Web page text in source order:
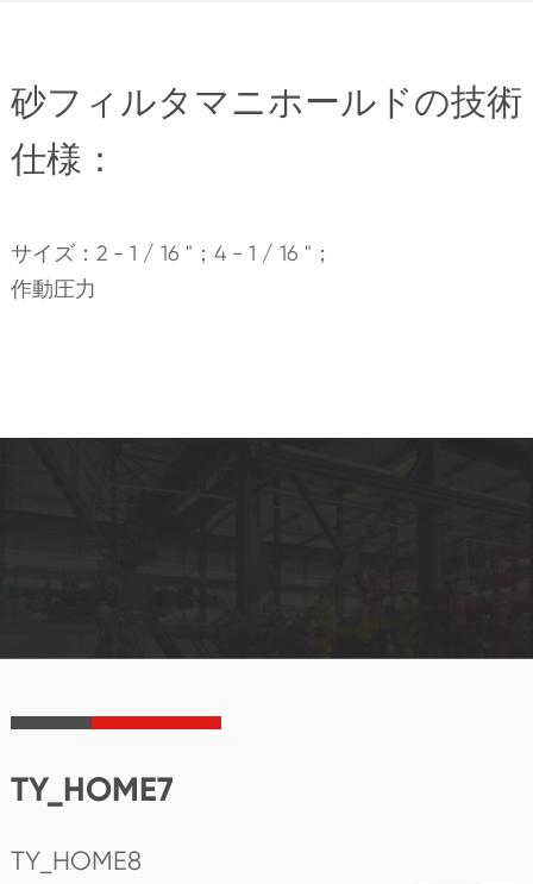
砂フィルタマニホールドの技術
仕様：
サイズ：2 - 1 / 16 "；4 - 1 / 16 "；
作動圧力
TY_HOME7
TY_HOME8